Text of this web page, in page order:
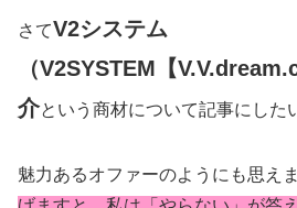
さてV2システム
（V2SYSTEM【
介という商材について記事にした
魅力あるオファーのようにも思えま